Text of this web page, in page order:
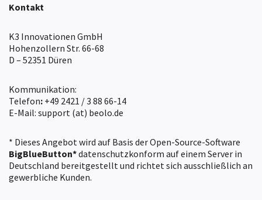
Kontakt
K3 Innovationen GmbH
Hohenzollern Str. 66-68
D – 52351 Düren
Kommunikation:
Telefon: +49 2421 / 3 88 66-14
E-Mail: support (at) beolo.de
* Dieses Angebot wird auf Basis der Open-Source-Software
BigBlueButton*datenschutzkonform auf einem Server in
Deutschland bereitgestellt und richtet sich ausschließlich an
gewerbliche Kunden.